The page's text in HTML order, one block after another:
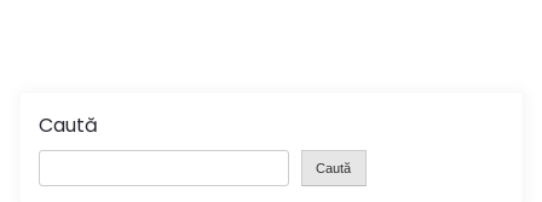
Caută
Caută